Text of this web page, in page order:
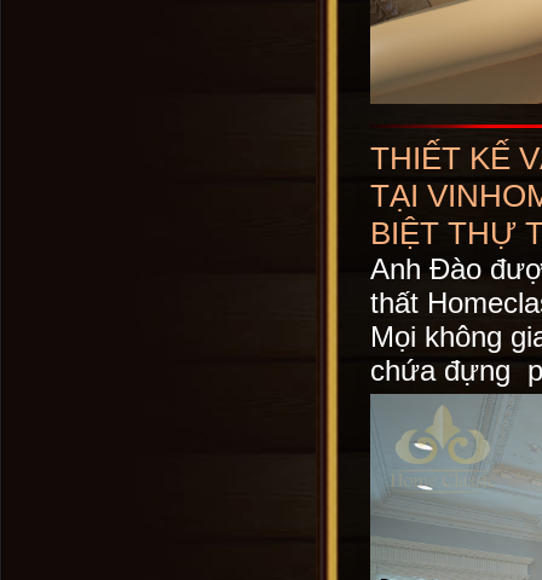
THIẾT KẾ
TẠI
BIỆT THỰ
Anh Đào
thất
Mọi không
chứa đựng